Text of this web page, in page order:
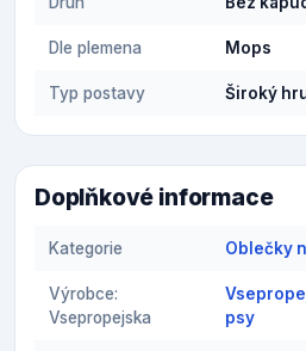
Dle plemena Mops
Typ postavy Široký
Doplňkové informace
Kategorie Oblečky
Výrobce:
Vsepropejska
psy